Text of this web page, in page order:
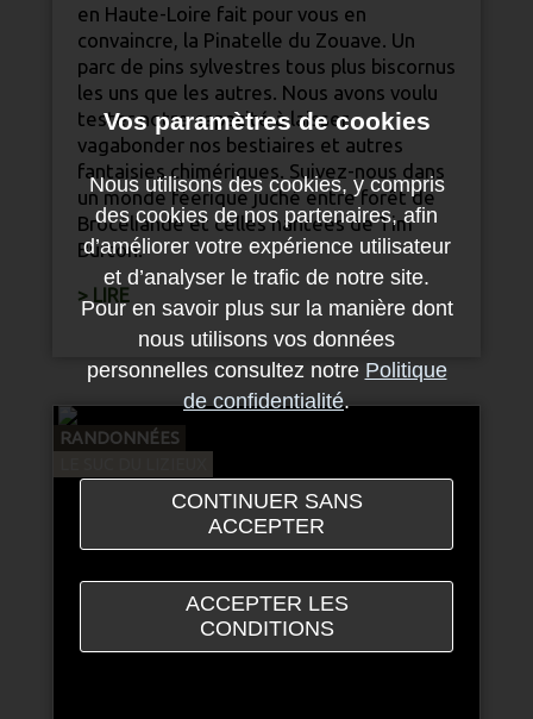
Vos paramètres de cookies
Nous utilisons des cookies, y compris
des cookies de nos partenaires, afin
d’améliorer votre expérience utilisateur
et d’analyser le trafic de notre site.
Pour en savoir plus sur la manière dont
nous utilisons vos données
personnelles consultez notre Politique
de confidentialité.
CONTINUER SANS
ACCEPTER
ACCEPTER LES
CONDITIONS
en Haute-Loire fait pour vous en
convaincre, la Pinatelle du Zouave. Un
parc de pins sylvestres tous plus biscornus
les uns que les autres. Nous avons voulu
tester notre capacité à laisser
vagabonder nos bestiaires et autres
fantaisies chimériques. Suivez-nous dans
un monde féerique juché entre forêt de
Brocéliande et celles hantées de Tim
Burton.
> LIRE
RANDONNÉES